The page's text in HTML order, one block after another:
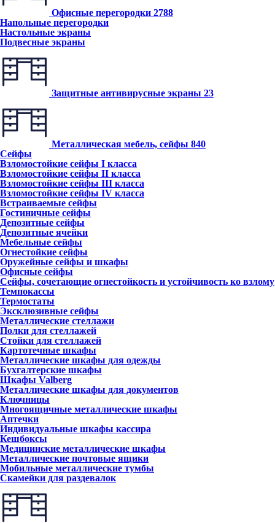
Офисные перегородки 2788
Напольные перегородки
Настольные экраны
Подвесные экраны
Защитные антивирусные экраны 23
Металлическая мебель, сейфы 840
Сейфы
Взломостойкие сейфы I класса
Взломостойкие сейфы II класса
Взломостойкие сейфы III класса
Взломостойкие сейфы IV класса
Встраиваемые сейфы
Гостиничные сейфы
Депозитные сейфы
Депозитные ячейки
Мебельные сейфы
Огнестойкие сейфы
Оружейные сейфы и шкафы
Офисные сейфы
Сейфы, сочетающие огнестойкость и устойчивость ко взлому
Темпокассы
Термостаты
Эксклюзивные сейфы
Металлические стеллажи
Полки для стеллажей
Стойки для стеллажей
Картотечные шкафы
Металлические шкафы для одежды
Бухгалтерские шкафы
Шкафы Valberg
Металлические шкафы для документов
Ключницы
Многоящичные металлические шкафы
Аптечки
Индивидуальные шкафы кассира
Кешбоксы
Медицинские металлические шкафы
Металлические почтовые ящики
Мобильные металлические тумбы
Скамейки для раздевалок